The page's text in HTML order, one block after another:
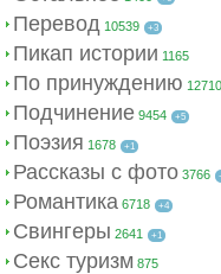
Перевод 10539 +3
Пикап истории 1165
По принуждению 12710
Подчинение 9454 +5
Поэзия 1678 +1
Рассказы с фото 3766
Романтика 6718 +4
Свингеры 2641 +1
Секс туризм 875